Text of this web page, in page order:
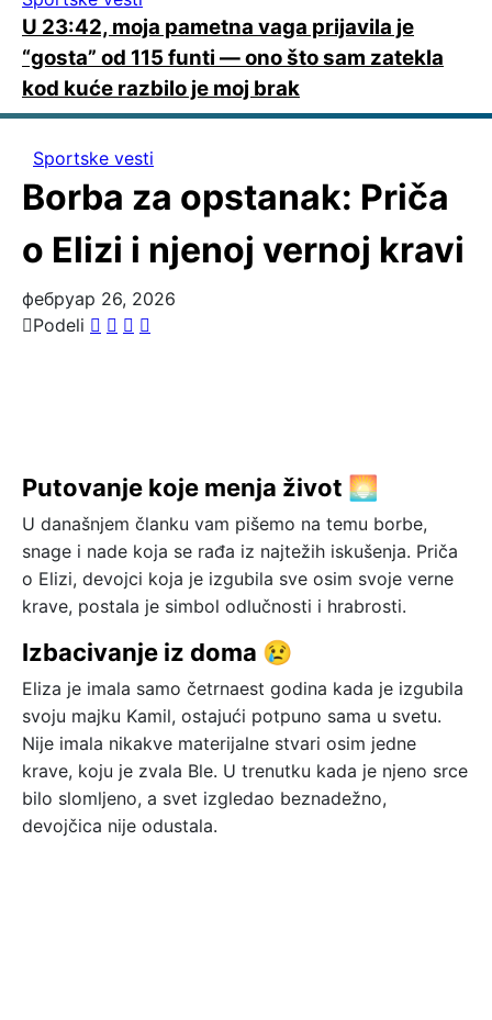
U 23:42, moja pametna vaga prijavila je
“gosta” od 115 funti — ono što sam zatekla
kod kuće razbilo je moj brak
Sportske vesti
Borba za opstanak: Priča
o Elizi i njenoj vernoj kravi
фебруар 26, 2026
Podeli
Putovanje koje menja život 🌅
U današnjem članku vam pišemo na temu borbe,
snage i nade koja se rađa iz najtežih iskušenja. Priča
o Elizi, devojci koja je izgubila sve osim svoje verne
krave, postala je simbol odlučnosti i hrabrosti.
Izbacivanje iz doma 😢
Eliza je imala samo četrnaest godina kada je izgubila
svoju majku Kamil, ostajući potpuno sama u svetu.
Nije imala nikakve materijalne stvari osim jedne
krave, koju je zvala Ble. U trenutku kada je njeno srce
bilo slomljeno, a svet izgledao beznadežno,
devojčica nije odustala.